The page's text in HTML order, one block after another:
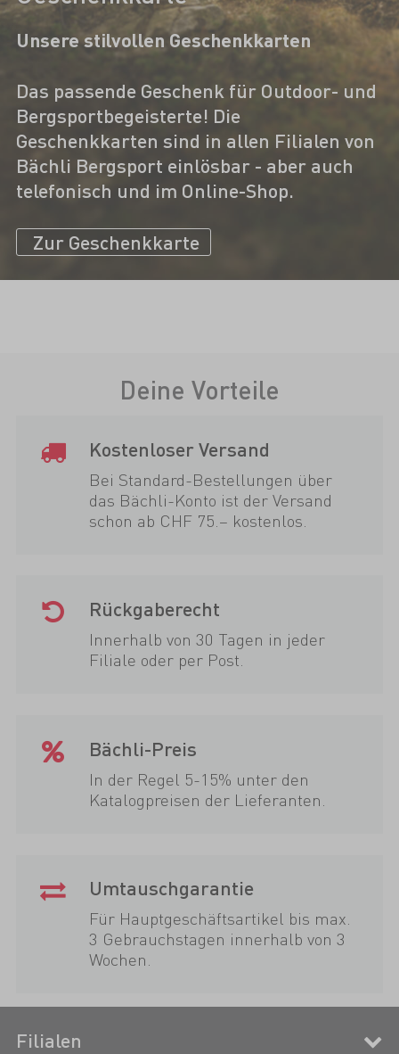
Unsere stilvollen Geschenkkarten
Das passende Geschenk für Outdoor- und
Bergsportbegeisterte! Die
Geschenkkarten sind in allen Filialen von
Bächli Bergsport einlösbar - aber auch
telefonisch und im Online-Shop.
Zur Geschenkkarte
Deine Vorteile
Kostenloser Versand
Bei Standard-Bestellungen über
das Bächli-Konto ist der Versand
schon ab CHF 75.– kostenlos.
Rückgaberecht
Innerhalb von 30 Tagen in jeder
Filiale oder per Post.
Bächli-Preis
In der Regel 5-15% unter den
Katalogpreisen der Lieferanten.
Umtauschgarantie
Für Hauptgeschäftsartikel bis max.
3 Gebrauchstagen innerhalb von 3
Wochen.
Filialen